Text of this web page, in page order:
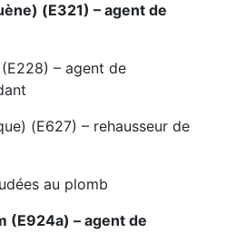
(E321) – agent de
– agent de
(E627) – rehausseur de
au plomb
(E924a) – agent de